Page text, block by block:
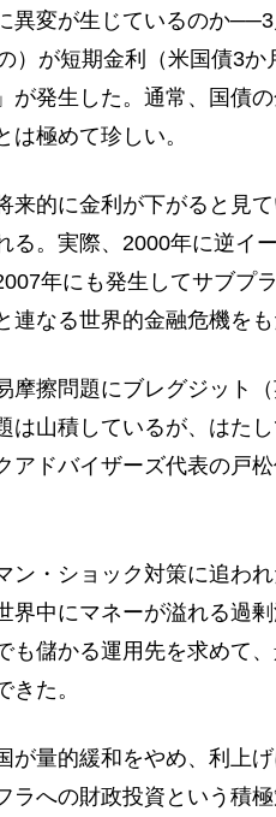
変が生じているのか──3
）が短期金利（米国債3
が発生した。通常、国債
は極めて珍しい。
的に金利が下がると見
る。実際、2000年に逆イ
年にも発生してサブプ
連なる世界的金融危機をも
擦問題にブレグジット
は山積しているが、はた
アドバイザーズ代表の戸松
・ショック対策に追わ
界中にマネーが溢れる過
も儲かる運用先を求めて
きた。
量的緩和をやめ、利上
ラへの財政投資という積